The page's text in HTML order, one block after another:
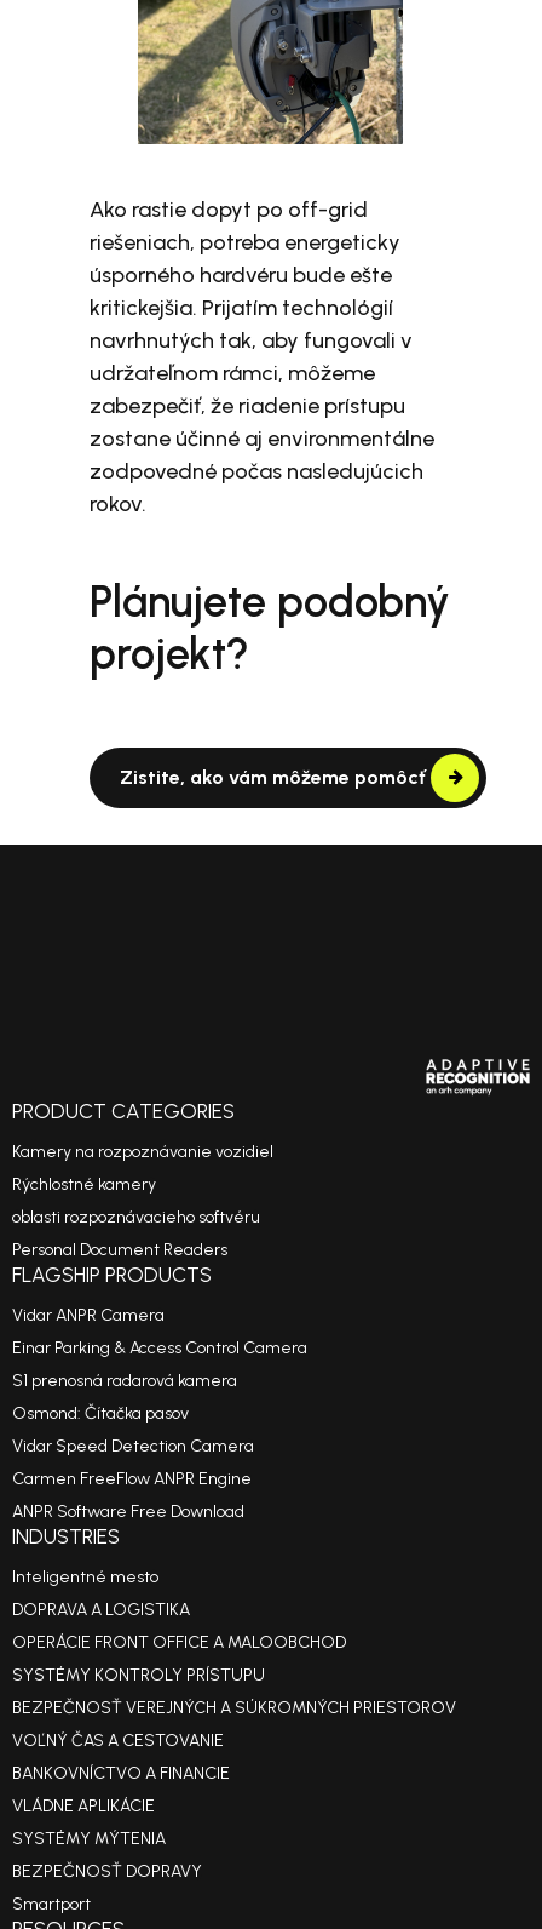
Ako rastie dopyt po off-grid
riešeniach, potreba energeticky
úsporného hardvéru bude ešte
kritickejšia. Prijatím technológií
navrhnutých tak, aby fungovali v
udržateľnom rámci, môžeme
zabezpečiť, že riadenie prístupu
zostane účinné aj environmentálne
zodpovedné počas nasledujúcich
rokov.
Plánujete podobný
projekt?
Zistite, ako vám môžeme pomôcť
PRODUCT CATEGORIES
Kamery na rozpoznávanie vozidiel
Rýchlostné kamery
oblasti rozpoznávacieho softvéru
Personal Document Readers
FLAGSHIP PRODUCTS
Vidar ANPR Camera
Einar Parking & Access Control Camera
S1 prenosná radarová kamera
Osmond: Čítačka pasov
Vidar Speed Detection Camera
Carmen FreeFlow ANPR Engine
ANPR Software Free Download
INDUSTRIES
Inteligentné mesto
DOPRAVA A LOGISTIKA
OPERÁCIE FRONT OFFICE A MALOOBCHOD
SYSTÉMY KONTROLY PRÍSTUPU
BEZPEČNOSŤ VEREJNÝCH A SÚKROMNÝCH PRIESTOROV
VOĽNÝ ČAS A CESTOVANIE
BANKOVNÍCTVO A FINANCIE
VLÁDNE APLIKÁCIE
SYSTÉMY MÝTENIA
BEZPEČNOSŤ DOPRAVY
Smartport